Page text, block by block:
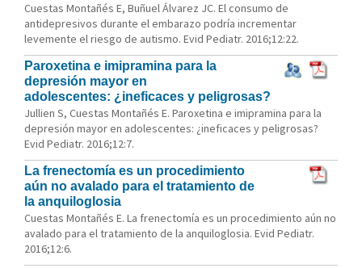
Cuestas Montañés E, Buñuel Álvarez JC. El consumo de
antidepresivos durante el embarazo podría incrementar
levemente el riesgo de autismo. Evid Pediatr. 2016;12:22.
Paroxetina e imipramina para la
depresión mayor en
adolescentes: ¿ineficaces y peligrosas?
Jullien S, Cuestas Montañés E. Paroxetina e imipramina para la
depresión mayor en adolescentes: ¿ineficaces y peligrosas?
Evid Pediatr. 2016;12:7.
La frenectomía es un procedimiento
aún no avalado para el tratamiento de
la anquiloglosia
Cuestas Montañés E. La frenectomía es un procedimiento aún no
avalado para el tratamiento de la anquiloglosia. Evid Pediatr.
2016;12:6.